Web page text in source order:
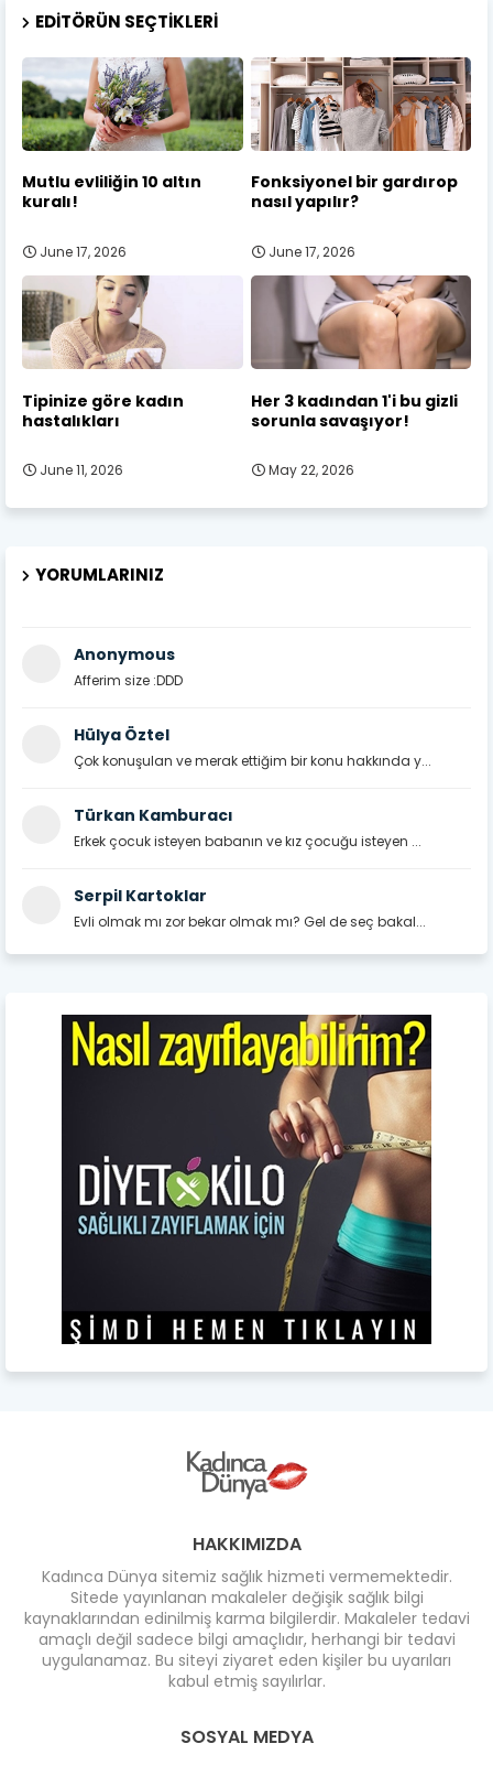
EDITÖRÜN SEÇTIKLERI
Mutlu evliliğin 10 altın
kuralı!
June 17, 2026
Fonksiyonel bir gardırop
nasıl yapılır?
June 17, 2026
Tipinize göre kadın
hastalıkları
June 11, 2026
Her 3 kadından 1'i bu gizli
sorunla savaşıyor!
May 22, 2026
YORUMLARINIZ
Anonymous
Afferim size :DDD
Hülya Öztel
Çok konuşulan ve merak ettiğim bir konu hakkında y...
Türkan Kamburacı
Erkek çocuk isteyen babanın ve kız çocuğu isteyen ...
Serpil Kartoklar
Evli olmak mı zor bekar olmak mı? Gel de seç bakal...
HAKKIMIZDA
Kadınca Dünya sitemiz sağlık hizmeti vermemektedir.
Sitede yayınlanan makaleler değişik sağlık bilgi
kaynaklarından edinilmiş karma bilgilerdir. Makaleler tedavi
amaçlı değil sadece bilgi amaçlıdır, herhangi bir tedavi
uygulanamaz. Bu siteyi ziyaret eden kişiler bu uyarıları
kabul etmiş sayılırlar.
SOSYAL MEDYA